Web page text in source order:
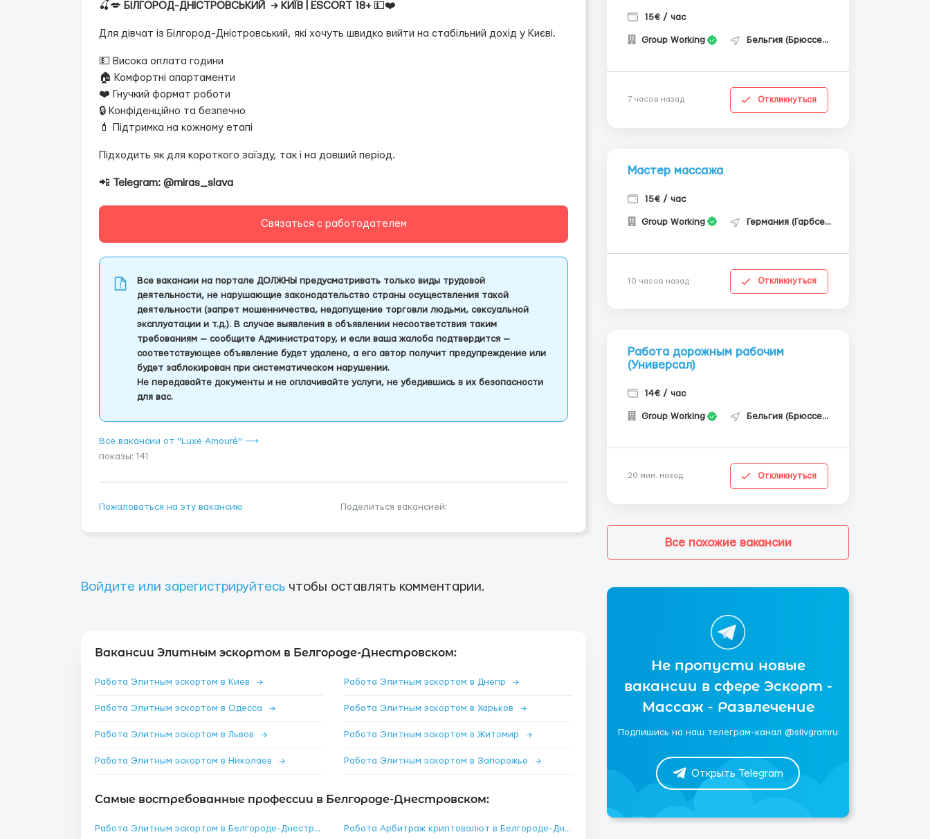
🍒💋 БІЛГОРОД-ДНІСТРОВСЬКИЙ → КИЇВ | ESCORT 18+ 💵❤️
Для дівчат із Білгород-Дністровський, які хочуть швидко вийти на стабільний дохід у Києві.
💵 Висока оплата години
🏠 Комфортні апартаменти
❤️ Гнучкий формат роботи
🔒 Конфіденційно та безпечно
💄 Підтримка на кожному етапі
Підходить як для короткого заїзду, так і на довший період.
📲 Telegram: @miras_slava
Связаться с работодателем
Все вакансии на портале ДОЛЖНЫ предусматривать только виды трудовой
деятельности, не нарушающие законодательство страны осуществления такой
деятельности (запрет мошенничества, недопущение торговли людьми, сексуальной
эксплуатации и т.д.). В случае выявления в объявлении несоответствия таким
требованиям — сообщите Администратору, и если ваша жалоба подтвердится —
соответствующее объявление будет удалено, а его автор получит предупреждение или
будет заблокирован при систематическом нарушении.
Не передавайте документы и не оплачивайте услуги, не убедившись в их безопасности
для вас.
Все вакансии от "Luxe Amouré" ⟶
показы: 141
Пожаловаться на эту вакансию Поделиться вакансией:
Войдите или зарегистрируйтесь чтобы оставлять комментарии.
Вакансии Элитным эскортом в Белгороде-Днестровском:
Работа Элитным эскортом в Киев → Работа Элитным эскортом в Днепр →
Работа Элитным эскортом в Одесса → Работа Элитным эскортом в Харьков →
Работа Элитным эскортом в Львов → Работа Элитным эскортом в Житомир →
Работа Элитным эскортом в Николаев → Работа Элитным эскортом в Запорожье →
Самые востребованные профессии в Белгороде-Днестровском:
Работа Элитным эскортом в Белгороде-Днестровском → Работа Арбитраж криптовалют в Белгороде-Днестровском
15€ / час
Group Working Бельгия (Брюссель)
7 часов назад Откликнуться
Мастер массажа
15€ / час
Group Working Германия (Гарбсен)
10 часов назад Откликнуться
Работа дорожным рабочим
(Универсал)
14€ / час
Group Working Бельгия (Брюссель)
20 мин. назад Откликнуться
Все похожие вакансии
Не пропусти новые
вакансии в сфере Эскорт -
Массаж - Развлечение
Подпишись на наш телеграм-канал @slivgramru
Открыть Telegram